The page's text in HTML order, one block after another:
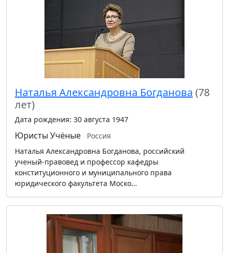
Наталья Александровна Богданова (78
лет)
Дата рождения: 30 августа 1947
Юристы Учёные
Россия
Наталья Александровна Богданова, российский
ученый-правовед и профессор кафедры
конституционного и муниципального права
юридического факультета Моско…